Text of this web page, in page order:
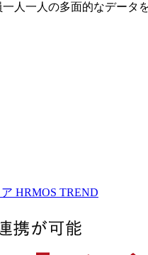
人一人の多面的なデータ